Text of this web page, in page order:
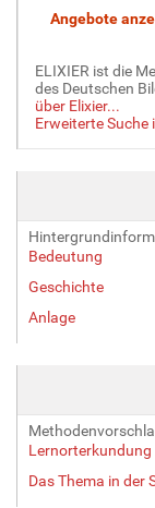
n
l
G
r
ö
e
ELIXIER ist die
des Deutschen
über Elixier...
Erweiterte Suche
Bedeutung
Geschichte
Anlage
Lernorterkundung
Das Thema in der